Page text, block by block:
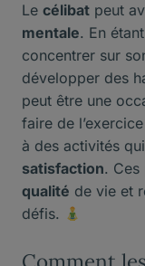
Le célibat peut
mentale. En
concentrer sur
développer des
peut être une
faire de
à des activités
satisfaction. Ces
qualité de vie et
défis.